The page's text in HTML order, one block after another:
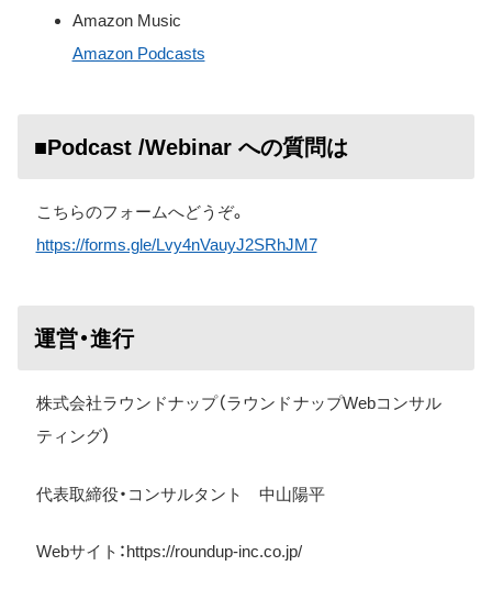
Amazon Music
Amazon Podcasts
■Podcast /Webinar への質問は
こちらのフォームへどうぞ。
https://forms.gle/Lvy4nVauyJ2SRhJM7
運営・進行
株式会社ラウンドナップ（ラウンドナップWebコンサル
ティング）
代表取締役・コンサルタント 中山陽平
Webサイト：https://roundup-inc.co.jp/